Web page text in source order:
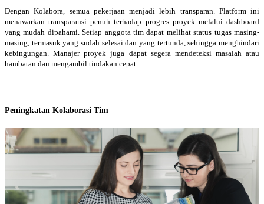
Dengan Kolabora, semua pekerjaan menjadi lebih transparan. Platform ini
menawarkan transparansi penuh terhadap progres proyek melalui dashboard
yang mudah dipahami. Setiap anggota tim dapat melihat status tugas masing-
masing, termasuk yang sudah selesai dan yang tertunda, sehingga menghindari
kebingungan. Manajer proyek juga dapat segera mendeteksi masalah atau
hambatan dan mengambil tindakan cepat.
Peningkatan Kolaborasi Tim